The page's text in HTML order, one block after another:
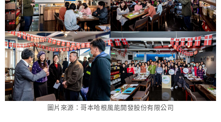
圖片來源：哥本哈根風能開發股份有限公司